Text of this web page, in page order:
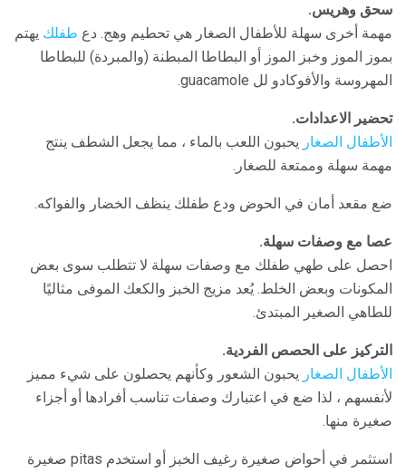
سحق وهريس.
مهمة أخرى سهلة للأطفال الصغار هي تحطيم وهج. دع طفلك يهتم
بموز الموز وخبز الموز أو البطاطا المبطنة (والمبردة) للبطاطا
المهروسة والأفوكادو لل guacamole.
تحضير الاعدادات.
الأطفال الصغار يحبون اللعب بالماء ، مما يجعل الشطف ينتج
مهمة سهلة وممتعة للصغار.
ضع مقعد أمان في الحوض ودع طفلك ينظف الخضار والفواكه.
عصا مع وصفات سهلة.
احصل على طهي طفلك مع وصفات سهلة لا تتطلب سوى بعض
المكونات وبعض الخلط. يُعد مزيج الخبز والكعك الموفى مثاليًا
للطاهي الصغير المبتدئ.
التركيز على الحصص الفردية.
الأطفال الصغار يحبون الشعور وكأنهم يحصلون على شيء مميز
لأنفسهم ، لذا ضع في اعتبارك وصفات تناسب أفرادها أو أجزاء
صغيرة منها.
استثمر في أحواض صغيرة رغيف الخبز أو استخدم pitas صغيرة